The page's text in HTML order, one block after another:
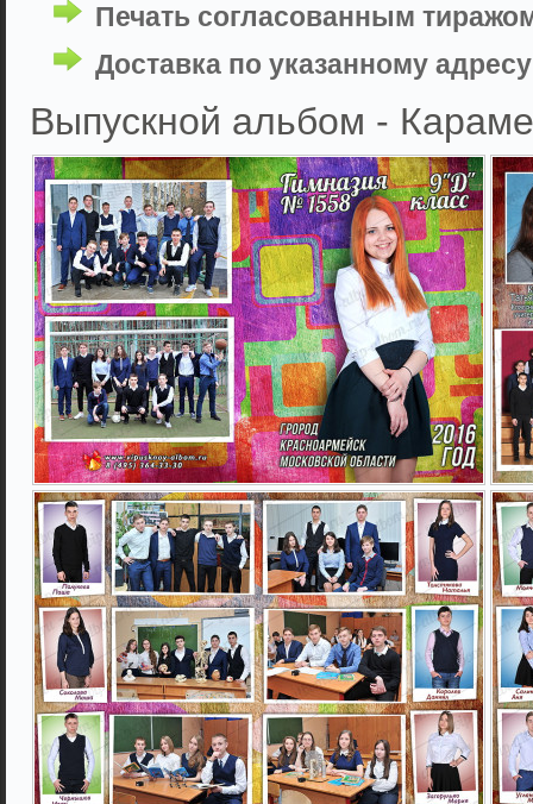
Печать согласованным
Доставка по указанному
Выпускной альбом -